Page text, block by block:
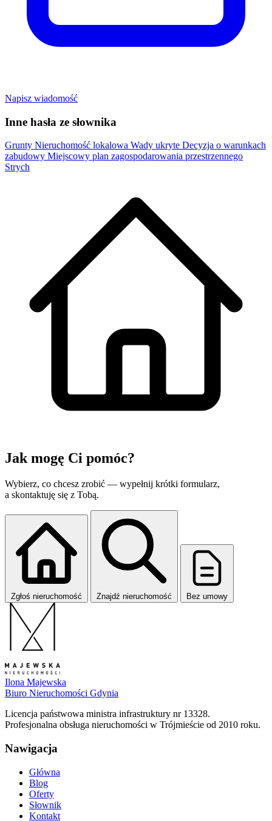
Napisz wiadomość
Inne hasła ze słownika
Grunty Nieruchomość lokalowa Wady ukryte Decyzja o warunkach
zabudowy Miejscowy plan zagospodarowania przestrzennego
Strych
Jak mogę Ci pomóc?
Wybierz, co chcesz zrobić — wypełnij krótki formularz,
a skontaktuję się z Tobą.
Zgłoś nieruchomość Znajdź nieruchomość Bez umowy
Ilona Majewska
Biuro Nieruchomości Gdynia
Licencja państwowa ministra infrastruktury nr 13328.
Profesjonalna obsługa nieruchomości w Trójmieście od 2010 roku.
Nawigacja
Główna
Blog
Oferty
Słownik
Kontakt